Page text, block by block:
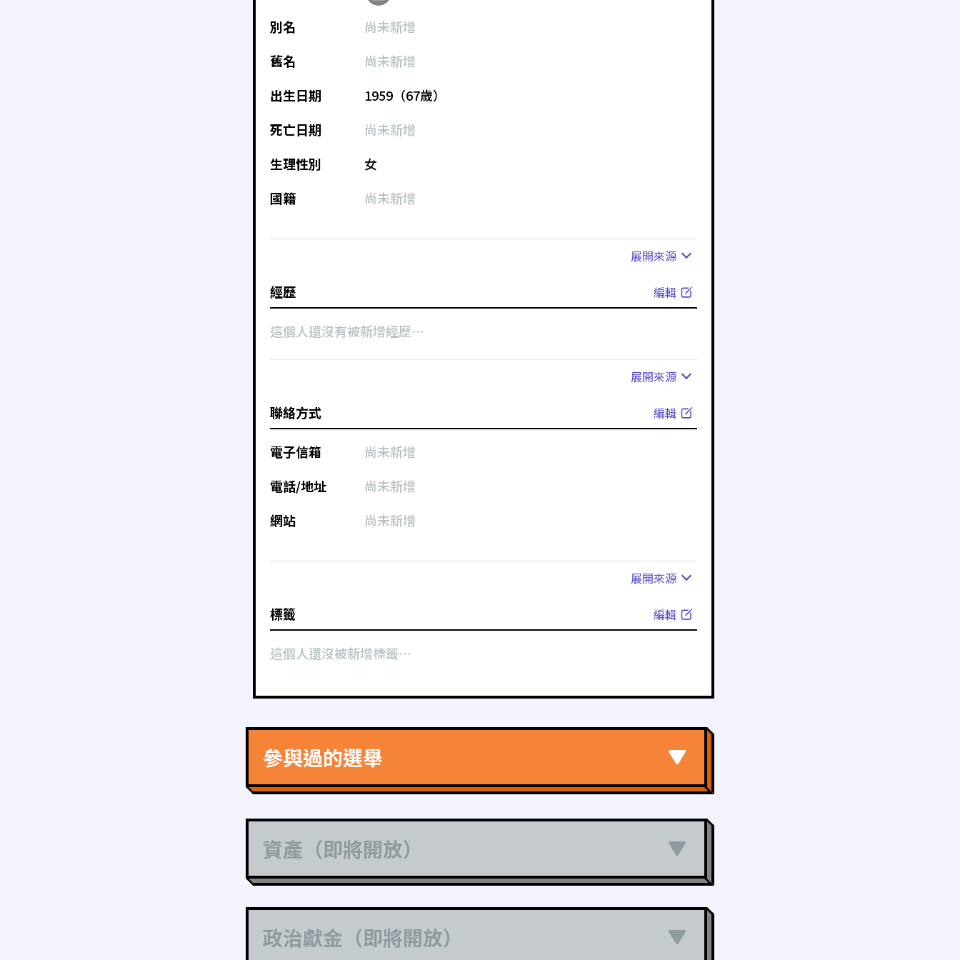
別名
尚未新增
舊名
尚未新增
出生日期
1959（67歲）
死亡日期
尚未新增
生理性別
女
國籍
尚未新增
展開來源
經歷 編輯
這個人還沒有被新增經歷⋯
展開來源
聯絡方式 編輯
電子信箱
尚未新增
電話/地址
尚未新增
網站
尚未新增
展開來源
標籤 編輯
這個人還沒被新增標籤⋯
參與過的選舉
資產（即將開放）
政治獻金（即將開放）